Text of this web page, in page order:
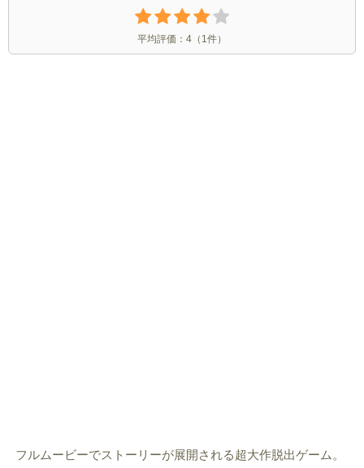
平均評価： 4 （ 1件）
フルムービーでストーリーが展開される超大作脱出ゲーム。